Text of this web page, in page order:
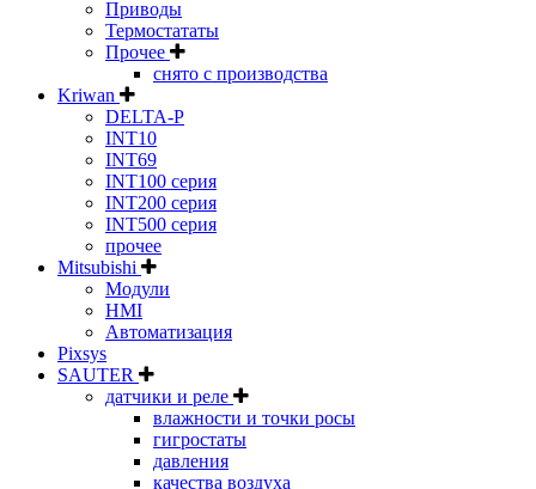
Приводы
Термостататы
Прочее
снято с производства
Kriwan
DELTA-P
INT10
INT69
INT100 серия
INT200 серия
INT500 серия
прочее
Mitsubishi
Модули
HMI
Автоматизация
Pixsys
SAUTER
датчики и реле
влажности и точки росы
гигростаты
давления
качества воздуха